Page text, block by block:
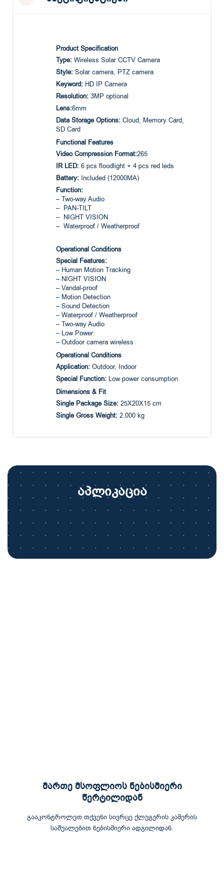
Product Specification
Type: Wireless Solar CCTV Camera
Style: Solar camera, PTZ camera
Keyword: HD IP Camera
Resolution: 3MP optional
Lens:6mm
Data Storage Options: Cloud, Memory Card,
SD Card
Functional Features
Video Compression Format:265
IR LED: 6 pcs floodlight + 4 pcs red leds
Battery: Included (12000MA)
Function:
– Two-way Audio
– PAN-TILT
– NIGHT VISION
– Waterproof / Weatherproof
Operational Conditions
Special Features:
– Human Motion Tracking
– NIGHT VISION
– Vandal-proof
– Motion Detection
– Sound Detection
– Waterproof / Weatherproof
– Two-way Audio
– Low Power
– Outdoor camera wireless
Operational Conditions
Application: Outdoor, Indoor
Special Function: Low power consumption
Dimensions & Fit
Single Package Size: 25X20X15 cm
Single Gross Weight: 2.000 kg
აპლიკაცია
მართე მსოფლიოს ნებისმიერი
წერტილიდან
გააკონტროლეთ თქვენი სივრცე ქლუგერის კამერის
საშუალებით ნებისმიერი ადგილიდან.